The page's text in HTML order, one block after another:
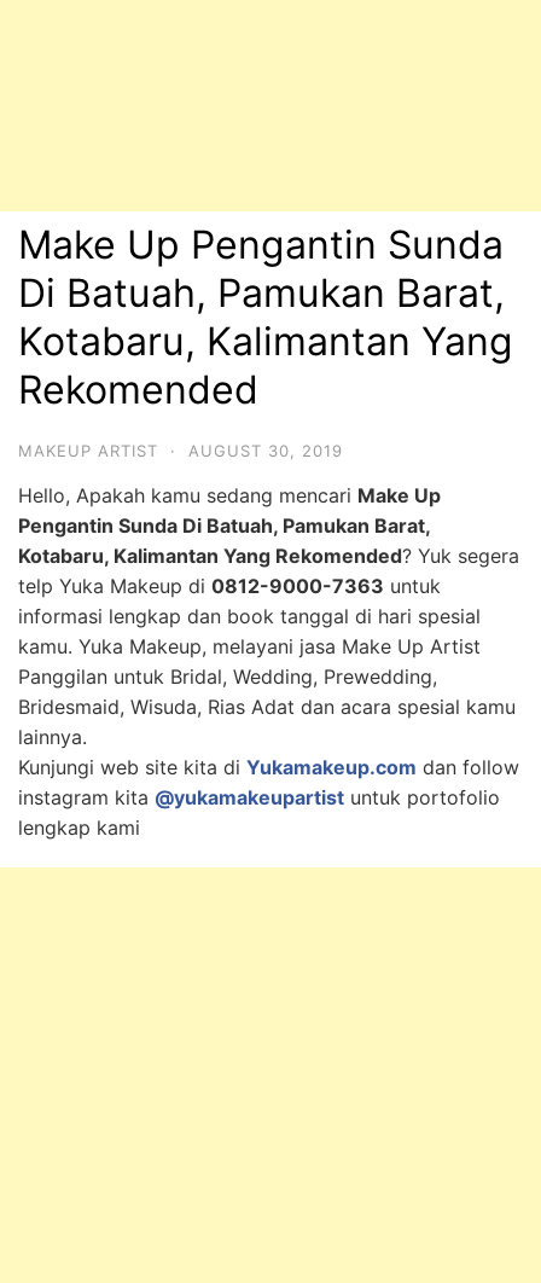
Make Up Pengantin Sunda
Di Batuah, Pamukan Barat,
Kotabaru, Kalimantan Yang
Rekomended
MAKEUP ARTIST · AUGUST 30, 2019
Hello, Apakah kamu sedang mencari Make Up
Pengantin Sunda Di Batuah, Pamukan Barat,
Kotabaru, Kalimantan Yang Rekomended? Yuk segera
telp Yuka Makeup di 0812-9000-7363 untuk
informasi lengkap dan book tanggal di hari spesial
kamu. Yuka Makeup, melayani jasa Make Up Artist
Panggilan untuk Bridal, Wedding, Prewedding,
Bridesmaid, Wisuda, Rias Adat dan acara spesial kamu
lainnya.
Kunjungi web site kita di Yukamakeup.com dan follow
instagram kita @yukamakeupartist untuk portofolio
lengkap kami